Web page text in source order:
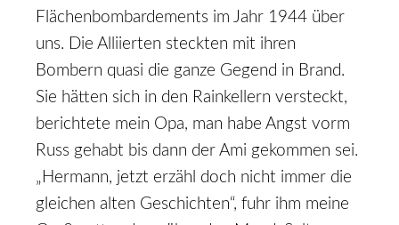
Flächenbombardements im Jahr 1944 über
uns. Die Alliierten steckten mit ihren
Bombern quasi die ganze Gegend in Brand.
Sie hätten sich in den Rainkellern versteckt,
berichtete mein Opa, man habe Angst vorm
Russ gehabt bis dann der Ami gekommen sei.
„Hermann, jetzt erzähl doch nicht immer die
gleichen alten Geschichten“, fuhr ihm meine